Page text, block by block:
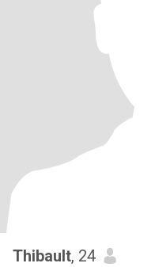
Thibault, 24